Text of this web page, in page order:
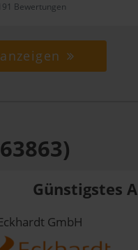
Bewertungen
Günstigstes
GmbH